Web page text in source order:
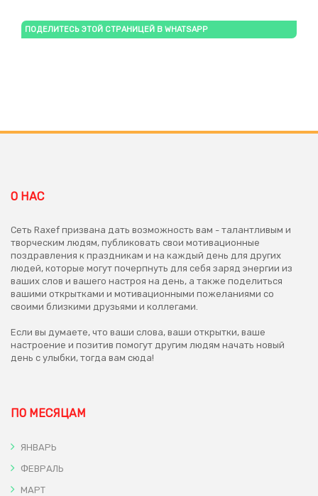
ПОДЕЛИТЕСЬ ЭТОЙ СТРАНИЦЕЙ В WHATSAPP
О НАС
Сеть Raxef призвана дать возможность вам - талантливым и
творческим людям, публиковать свои мотивационные
поздравления к праздникам и на каждый день для других
людей, которые могут почерпнуть для себя заряд энергии из
ваших слов и вашего настроя на день, а также поделиться
вашими открытками и мотивационными пожеланиями со
своими близкими друзьями и коллегами.
Если вы думаете, что ваши слова, ваши открытки, ваше
настроение и позитив помогут другим людям начать новый
день с улыбки, тогда вам сюда!
ПО МЕСЯЦАМ
ЯНВАРЬ
ФЕВРАЛЬ
МАРТ